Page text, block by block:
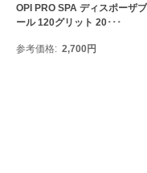
OPI PRO SPA ディスポーザ
ール 120グリット 20･･･
参考価格 2,700円